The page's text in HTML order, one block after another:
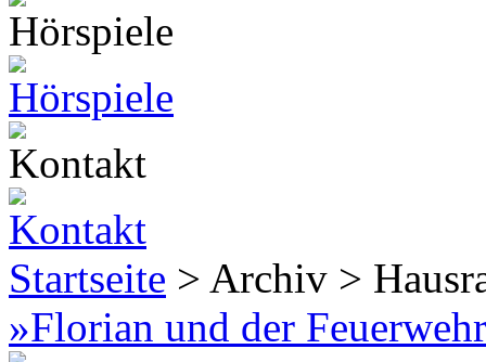
Startseite > Archiv >
»Florian und der